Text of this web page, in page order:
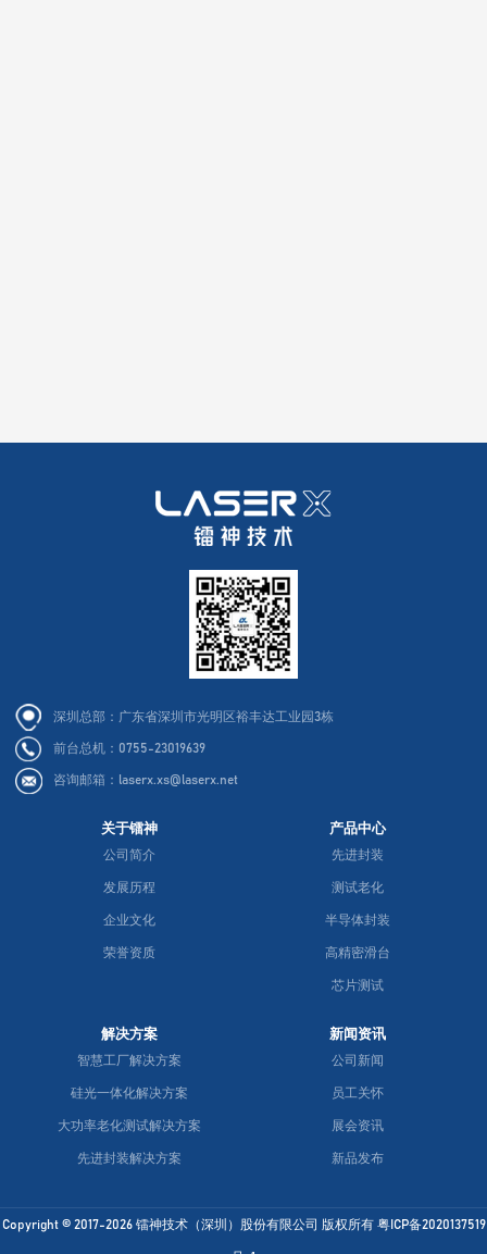
深圳总部：广东省深圳市光明区裕丰达工业园3栋
前台总机：0755-23019639
咨询邮箱：laserx.xs@laserx.net
关于镭神
公司简介
发展历程
企业文化
荣誉资质
产品中心
先进封装
测试老化
半导体封装
高精密滑台
芯片测试
解决方案
智慧工厂解决方案
硅光一体化解决方案
大功率老化测试解决方案
先进封装解决方案
新闻资讯
公司新闻
员工关怀
展会资讯
新品发布
Copyright © 2017-2026 镭神技术（深圳）股份有限公司 版权所有 粤ICP备2020137519